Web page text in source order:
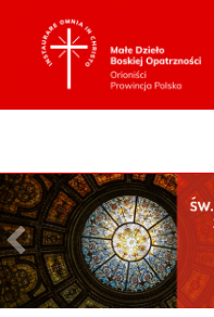
ZGROMADZENIE
ZARZĄD PROWINCJALNY
HISTORIA ZGROMADZENIA